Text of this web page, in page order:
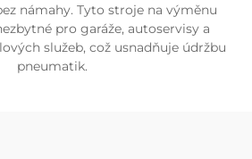
námahy. Tyto stroje na výměnu
pro garáže, autoservisy a
služeb, což usnadňuje údržbu
pneumatik.